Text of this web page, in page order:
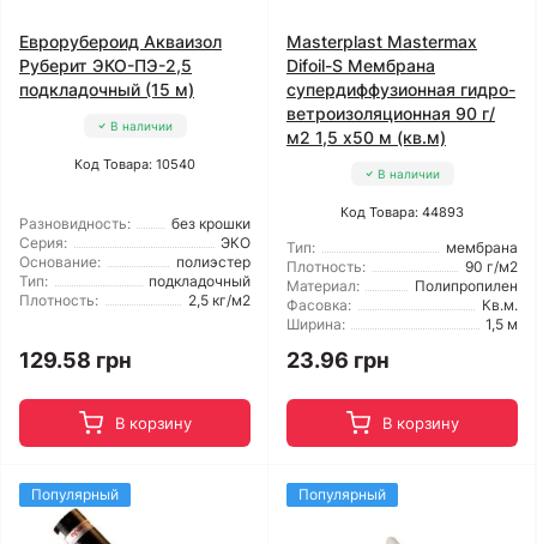
Еврорубероид Акваизол
Руберит ЭКО-ПЭ-2,5
подкладочный (15 м)
В наличии
Код Товара: 10540
Разновидность:
без крошки
Серия:
ЭКО
Основание:
полиэстер
Тип:
подкладочный
Плотность:
2,5 кг/м2
129.58 грн
В корзину
Masterplast Mastermax
Difoil-S Мембрана
супердиффузионная гидро-
ветроизоляционная 90 г/
м2 1,5 x50 м (кв.м)
В наличии
Код Товара: 44893
Тип:
мембрана
Плотность:
90 г/м2
Материал:
Полипропилен
Фасовка:
Кв.м.
Ширина:
1,5 м
23.96 грн
В корзину
Популярный Популярный